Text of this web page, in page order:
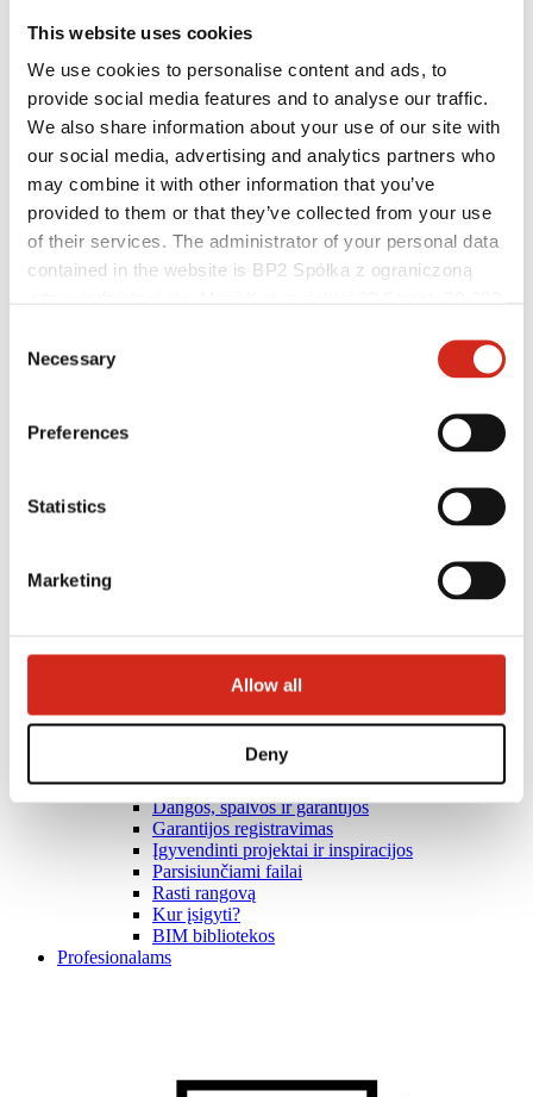
This website uses cookies
We use cookies to personalise content and ads, to
provide social media features and to analyse our traffic.
We also share information about your use of our site with
our social media, advertising and analytics partners who
may combine it with other information that you’ve
provided to them or that they’ve collected from your use
of their services. The administrator of your personal data
contained in the website is BP2 Spółka z ograniczoną
121387608.
Selection
Necessary
Preferences
Statistics
Marketing
Allow all
Deny
Naudingos nuorodos
Dangos, spalvos ir garantijos
Garantijos registravimas
Įgyvendinti projektai ir inspiracijos
Parsisiunčiami failai
Rasti rangovą
Kur įsigyti?
BIM bibliotekos
Profesionalams